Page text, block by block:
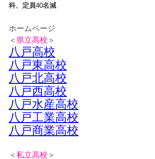
科、定員40名減
ホームページ
＜ 県立高校 ＞
八戸高校
八戸東高校
八戸北高校
八戸西高校
八戸水産高校
八戸工業高校
八戸商業高校
＜ 私立高校 ＞